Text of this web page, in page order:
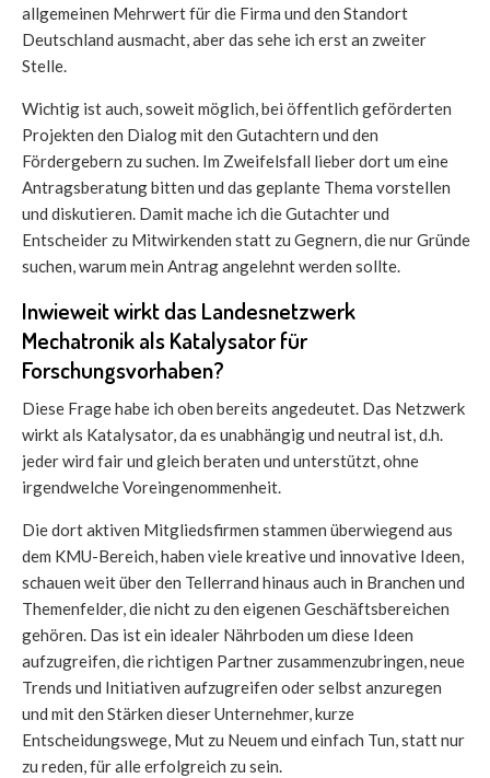
allgemeinen Mehrwert für die Firma und den Standort
Deutschland ausmacht, aber das sehe ich erst an zweiter
Stelle.
Wichtig ist auch, soweit möglich, bei öffentlich geförderten
Projekten den Dialog mit den Gutachtern und den
Fördergebern zu suchen. Im Zweifelsfall lieber dort um eine
Antragsberatung bitten und das geplante Thema vorstellen
und diskutieren. Damit mache ich die Gutachter und
Entscheider zu Mitwirkenden statt zu Gegnern, die nur Gründe
suchen, warum mein Antrag angelehnt werden sollte.
Inwieweit wirkt das Landesnetzwerk
Mechatronik als Katalysator für
Forschungsvorhaben?
Diese Frage habe ich oben bereits angedeutet. Das Netzwerk
wirkt als Katalysator, da es unabhängig und neutral ist, d.h.
jeder wird fair und gleich beraten und unterstützt, ohne
irgendwelche Voreingenommenheit.
Die dort aktiven Mitgliedsfirmen stammen überwiegend aus
dem KMU-Bereich, haben viele kreative und innovative Ideen,
schauen weit über den Tellerrand hinaus auch in Branchen und
Themenfelder, die nicht zu den eigenen Geschäftsbereichen
gehören. Das ist ein idealer Nährboden um diese Ideen
aufzugreifen, die richtigen Partner zusammenzubringen, neue
Trends und Initiativen aufzugreifen oder selbst anzuregen
und mit den Stärken dieser Unternehmer, kurze
Entscheidungswege, Mut zu Neuem und einfach Tun, statt nur
zu reden, für alle erfolgreich zu sein.